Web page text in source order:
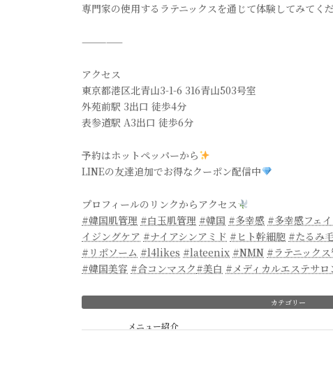
専門家の使用するラテニックスを通じて体験してみてくだ
—————
アクセス
東京都港区北青山3-1-6 316青山503号室
外苑前駅 3出口 徒歩4分
表参道駅 A3出口 徒歩6分
予約はホットペッパーから
LINEの友達追加でお得なクーポン配信中
プロフィールのリンクからアクセス
#韓国肌管理 #白玉肌管理 #韓国 #多幸感 #多幸感フェ
イジングケア #ナイアシンアミド #ヒト幹細胞 #たるみ
#リポソーム #l4likes #lateenix #NMN #ラテニック
#韓国美容 #合コンマスク#美白 #メディカルエステサロ
カテゴリー
メニュー紹介